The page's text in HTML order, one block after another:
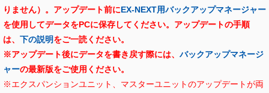
りません）。アップデート前にEX-NEXT用バックアップマネージャー
を使用してデータをPCに保存してください。 アップデートの手順
は、 下の説明をご一読ください。
※アップデート後にデータを書き戻す際には、 バックアップマネージ
ャーの最新版をご使用ください。
※エクスパンションユニット、マスターユニットのアップデートが両